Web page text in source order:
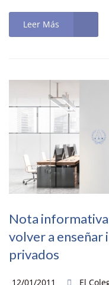
Leer Más
Nota
volver a
privados
12/01/2011 El